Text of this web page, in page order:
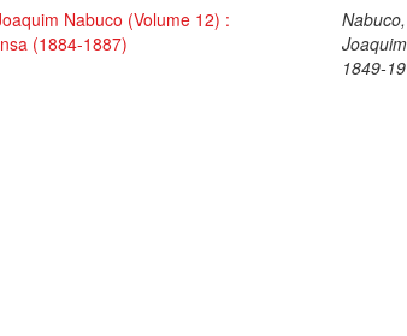
Nabuco (Volume 12) :
(1884-1887)
Nabuco,
1849-